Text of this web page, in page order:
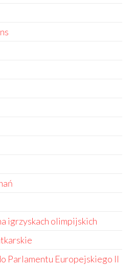
igrzyskach olimpijskich
Parlamentu Europejskiego II